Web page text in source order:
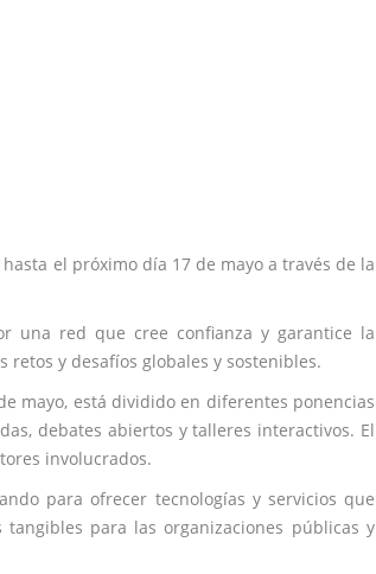
el próximo día 17 de mayo a través de la
una red que cree confianza y garantice la
y desafíos globales y sostenibles.
mayo, está dividido en diferentes ponencias
debates abiertos y talleres interactivos. El
involucrados.
para ofrecer tecnologías y servicios que
para las organizaciones públicas y